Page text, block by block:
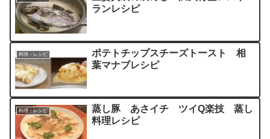
ランレシピ
料理・レシピ
ポテトチップスチーズトースト 相
葉マナブレシピ
料理・レシピ
蒸し豚 あさイチ ツイQ楽技 蒸し
料理レシピ